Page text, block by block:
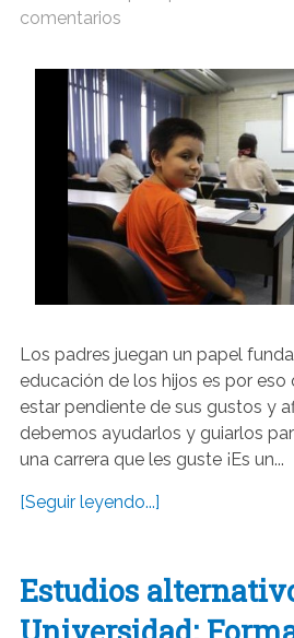
comentarios
Los padres juegan un papel
educación de los hijos es por eso
estar pendiente de sus gustos y
debemos ayudarlos y guiarlos
una carrera que les guste ¡Es un...
[Seguir leyendo...]
Estudios